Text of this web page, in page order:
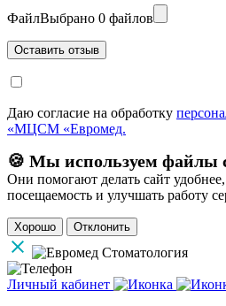
ФайлВыбрано 0 файлов
Даю согласие на обработку
«МЦСМ «Евромед.
🍪 Мы используем файлы
Они помогают делать сайт
посещаемость и улучшать работу
Хорошо Отклонить
Личный кабинет